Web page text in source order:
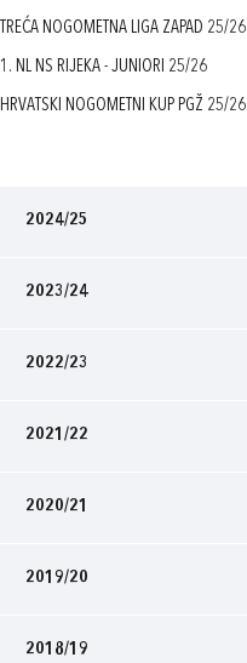
TREĆA NOGOMETNA LIGA ZAPAD 25/26
1. NL NS RIJEKA - JUNIORI 25/26
HRVATSKI NOGOMETNI KUP PGŽ 25/26
2024/25
2023/24
2022/23
2021/22
2020/21
2019/20
2018/19